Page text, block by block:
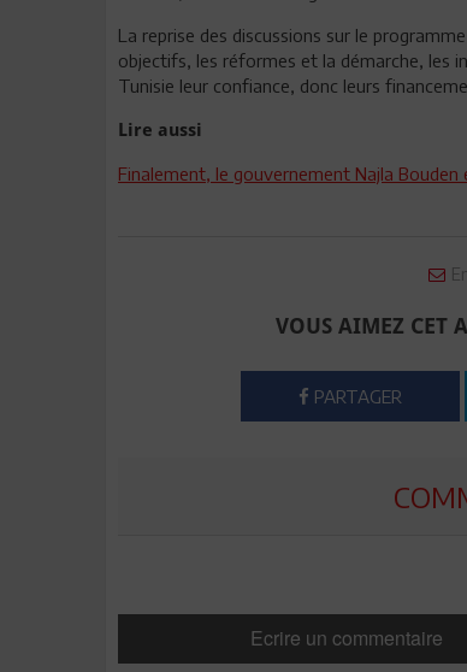
La reprise des discussions sur le
objectifs, les réformes et la démarche, les
Tunisie leur confiance, donc leurs
Lire aussi
Finalement, le gouvernement Najla
VOUS AIMEZ CET
PARTAGER
Ecrire un commentaire